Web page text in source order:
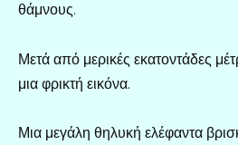
θάμνους.
Μετά από μερικές εκατοντάδες
μια φρικτή εικόνα.
Μια μεγάλη θηλυκή ελέφαντα